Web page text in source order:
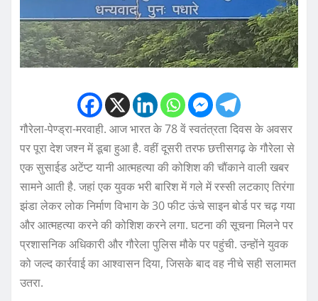
गौरेला-पेण्ड्रा-मरवाही. आज भारत के 78 वें स्वतंत्रता दिवस के अवसर
पर पूरा देश जश्न में डूबा हुआ है. वहीं दूसरी तरफ छत्तीसगढ़ के गौरेला से
एक सुसाईड अटेंप्ट यानी आत्महत्या की कोशिश की चौंकाने वाली खबर
सामने आती है. जहां एक युवक भरी बारिश में गले में रस्सी लटकाए तिरंगा
झंडा लेकर लोक निर्माण विभाग के 30 फीट ऊंचे साइन बोर्ड पर चढ़ गया
और आत्महत्या करने की कोशिश करने लगा. घटना की सूचना मिलने पर
प्रशासनिक अधिकारी और गौरेला पुलिस मौके पर पहुंची. उन्होंने युवक
को जल्द कार्रवाई का आश्वासन दिया, जिसके बाद वह नीचे सही सलामत
उतरा.